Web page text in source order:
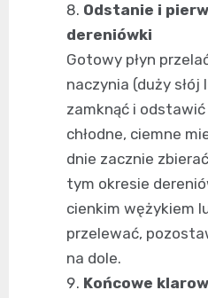
Odstanie i
dereniówki
Gotowy płyn
naczynia (duży
zamknąć i odstawić
chłodne, ciemne
dnie zacznie
tym okresie
cienkim wężykiem
przelewać,
na dole.
Końcowe